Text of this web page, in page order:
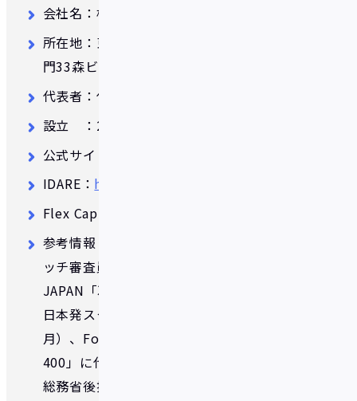
会社名：株式会社Fivot
所在地：東京都港区虎ノ門3丁目8-21 虎ノ
門33森ビル
代表者：代表取締役 安部 匠悟
設立 ：2019年10月
公式サイト：
IDARE： https://idare.jp/
Flex Capital：
参考情報：「FIN/SUM2024」インパクトピ
ッチ審査員特別賞（2024年3月）、Forbes
JAPAN「次代を担う新星たち 2024年注目の
日本発スタートアップ100選」（2023年12
月）、Forbes JAPAN「日本の起業家名鑑
400」に代表 安部が選出（2024年11月）、
総務省後援「ASPICクラウドアワード